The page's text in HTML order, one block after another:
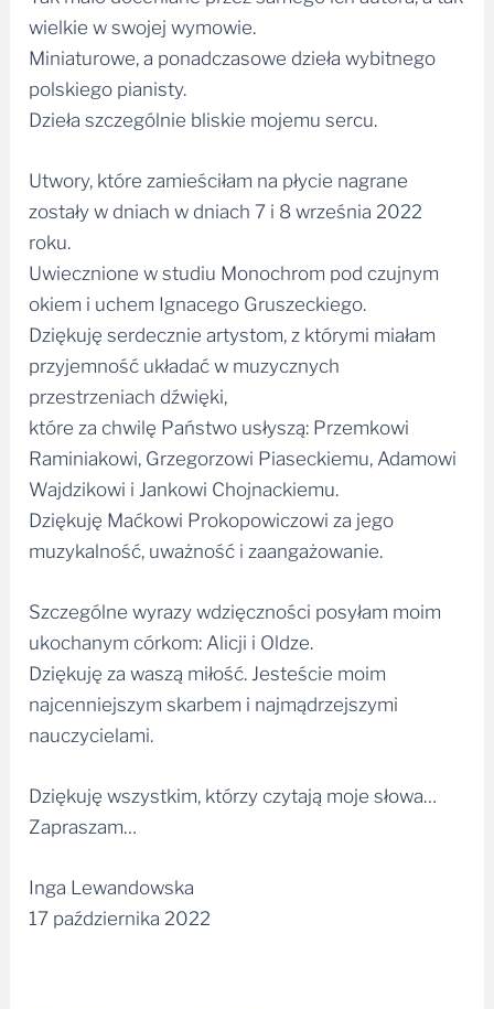
wielkie w swojej wymowie.
Miniaturowe, a ponadczasowe dzieła wybitnego
polskiego pianisty.
Dzieła szczególnie bliskie mojemu sercu.
Utwory, które zamieściłam na płycie nagrane
zostały w dniach w dniach 7 i 8 września 2022
roku.
Uwiecznione w studiu Monochrom pod czujnym
okiem i uchem Ignacego Gruszeckiego.
Dziękuję serdecznie artystom, z którymi miałam
przyjemność układać w muzycznych
przestrzeniach dźwięki,
które za chwilę Państwo usłyszą: Przemkowi
Raminiakowi, Grzegorzowi Piaseckiemu, Adamowi
Wajdzikowi i Jankowi Chojnackiemu.
Dziękuję Maćkowi Prokopowiczowi za jego
muzykalność, uważność i zaangażowanie.
Szczególne wyrazy wdzięczności posyłam moim
ukochanym córkom: Alicji i Oldze.
Dziękuję za waszą miłość. Jesteście moim
najcenniejszym skarbem i najmądrzejszymi
nauczycielami.
Dziękuję wszystkim, którzy czytają moje słowa…
Zapraszam…
Inga Lewandowska
17 października 2022